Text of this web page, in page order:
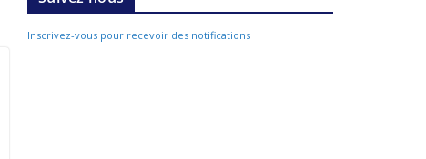
fraude à l’allocation touristique : Tebboune écarte le cash !
Mahdi Mahdi dansImmatriculation des véhicules : La